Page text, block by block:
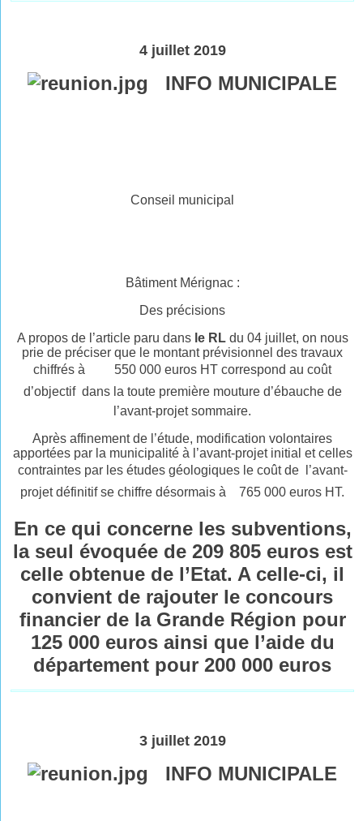
4 juillet 2019
INFO MUNICIPALE
Conseil municipal
Bâtiment Mérignac :
Des précisions
A propos de l’article paru dans le RL du 04 juillet, on nous
prie de préciser que le montant prévisionnel des travaux
chiffrés à 550 000 euros HT correspond au coût
d’objectif  dans la toute première mouture d’ébauche de
l’avant-projet sommaire.
Après affinement de l’étude, modification volontaires
apportées par la municipalité à l’avant-projet initial et celles
contraintes par les études géologiques le coût de  l’avant-
projet définitif se chiffre désormais à 765 000 euros HT.
En ce qui concerne les subventions,
la seul évoquée de 209 805 euros est
celle obtenue de l’Etat. A celle-ci, il
convient de rajouter le concours
financier de la Grande Région pour
125 000 euros ainsi que l’aide du
département pour 200 000 euros
3 juillet 2019
INFO MUNICIPALE